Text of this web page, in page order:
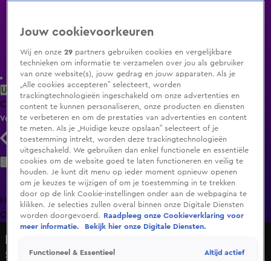
Uitzending Gemist Populaire programma's Zenders Genres
ClipsFilmsRadioSmart TV inlogShop
Volg KIJK
Zoeken
HomeUitzending Gemist Programma's De Bondgenoten
OranjezomerLivestreamsShop
Seizoen 6, aflevering 1
Jouw cookievoorkeuren
Wij en onze29 partners gebruiken cookies en vergelijkbare
technieken om informatie te verzamelen over jou als gebruiker
van onze website(s), jouw gedrag en jouw apparaten. Als je
„Alle cookies accepteren” selecteert, worden
trackingtechnologieën ingeschakeld om onze advertenties en
content te kunnen personaliseren, onze producten en diensten
te verbeteren en om de prestaties van advertenties en content
te meten. Als je „Huidige keuze opslaan” selecteert of je
toestemming intrekt, worden deze trackingtechnologieën
uitgeschakeld. We gebruiken dan enkel functionele en essentiële
cookies om de website goed te laten functioneren en veilig te
houden. Je kunt dit menu op ieder moment opnieuw openen
om je keuzes te wijzigen of om je toestemming in te trekken
door op de link Cookie-instellingen onder aan de webpagina te
klikken. Je selecties zullen overal binnen onze Digitale Diensten
worden doorgevoerd.
Raadpleeg onze Cookieverklaring voor
meer informatie.
Bekijk hier onze Digitale Diensten.
Functioneel & Essentieel Altijd actief